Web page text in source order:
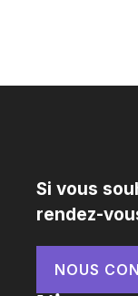
Si vous
rendez-
NOUS